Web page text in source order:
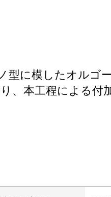
型に模したオルゴ
、本工程による付